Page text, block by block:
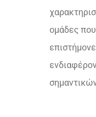
ομάδες που